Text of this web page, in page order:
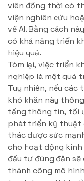
viên đồng thời có
viện nghiên cứu
về AI. Bằng cách
có khả năng triển
hiệu quả.
Tóm lại, việc triển
nghiệp là một quá
Tuy nhiên, nếu
khó khăn này
tầng thông tin, tối
phát triển kỹ thuật
thác được sức
cho hoạt động kinh
đầu tư đúng đắn
thành công mô